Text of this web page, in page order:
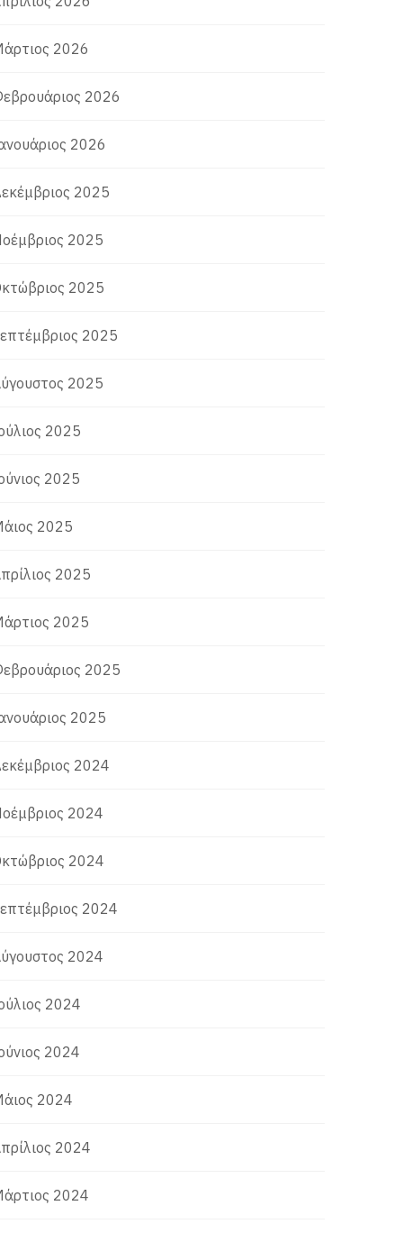
2026
2026
2026
2025
2025
2025
2025
2025
2025
2025
2025
2025
2025
2025
2025
2024
2024
2024
2024
2024
2024
2024
2024
2024
2024